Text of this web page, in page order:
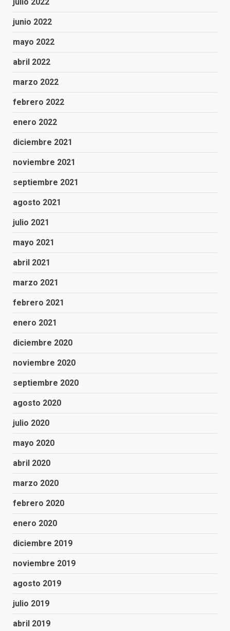
junio 2022
mayo 2022
abril 2022
marzo 2022
febrero 2022
enero 2022
diciembre 2021
noviembre 2021
septiembre 2021
agosto 2021
julio 2021
mayo 2021
abril 2021
marzo 2021
febrero 2021
enero 2021
diciembre 2020
noviembre 2020
septiembre 2020
agosto 2020
julio 2020
mayo 2020
abril 2020
marzo 2020
febrero 2020
enero 2020
diciembre 2019
noviembre 2019
agosto 2019
julio 2019
abril 2019